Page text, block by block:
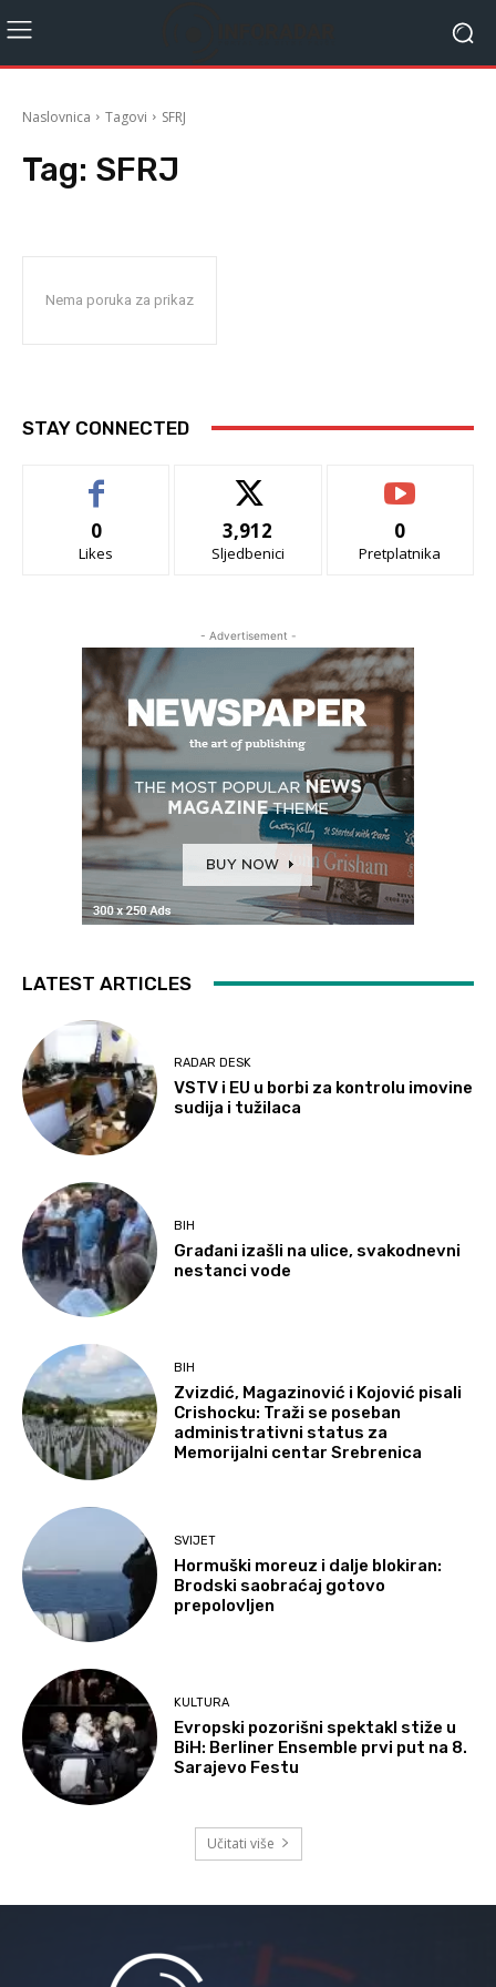
Naslovnica Tagovi SFRJ
Tag: SFRJ
Nema poruka za prikaz
STAY CONNECTED
0
Likes
3,912
Sljedbenici
0
Pretplatnika
- Advertisement -
LATEST ARTICLES
RADAR DESK
VSTV i EU u borbi za kontrolu imovine
sudija i tužilaca
BIH
Građani izašli na ulice, svakodnevni
nestanci vode
BIH
Zvizdić, Magazinović i Kojović pisali
Crishocku: Traži se poseban
administrativni status za
Memorijalni centar Srebrenica
SVIJET
Hormuški moreuz i dalje blokiran:
Brodski saobraćaj gotovo
prepolovljen
KULTURA
Evropski pozorišni spektakl stiže u
BiH: Berliner Ensemble prvi put na 8.
Sarajevo Festu
Učitati više